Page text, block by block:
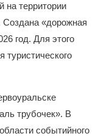
на территории
Создана «дорожная
год. Для этого
туристического
трубочек». В
событийного